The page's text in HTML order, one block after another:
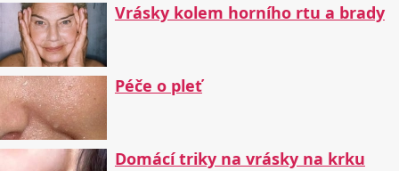
Vrásky kolem horního rtu a brady
Péče o pleť
Domácí triky na vrásky na krku